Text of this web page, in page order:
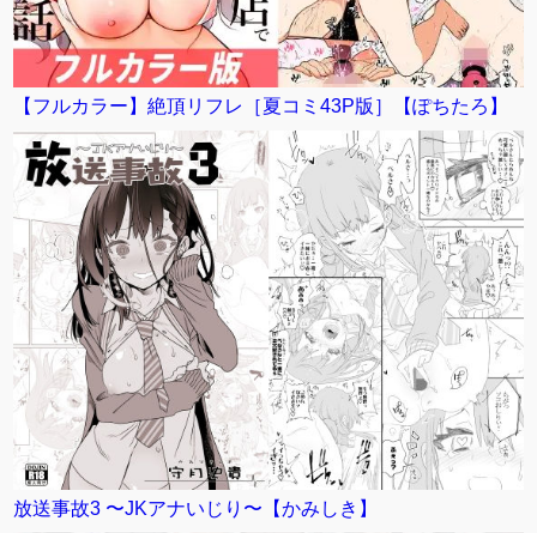
【フルカラー】絶頂リフレ［夏コミ43P版］【ぽちたろ】
放送事故3 〜JKアナいじり〜【かみしき】